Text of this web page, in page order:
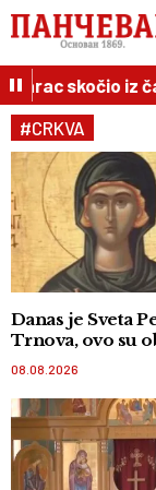
skočio iz čamca
#CRKVA
Danas je Sveta
Trnova, ovo su
08.08.2026